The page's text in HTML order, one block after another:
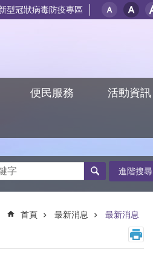
型冠狀病毒防疫專區
便民服務 活動資訊
進階搜尋
首頁 最新消息 最新消息